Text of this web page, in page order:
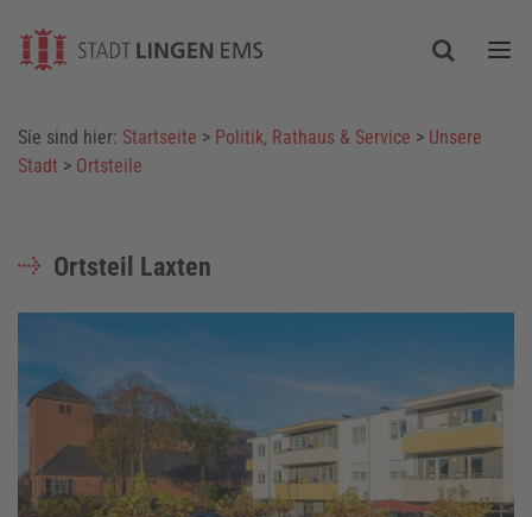
Sie sind hier: Startseite > Politik, Rathaus & Service > Unsere
Stadt > Ortsteile
Ortsteil Laxten